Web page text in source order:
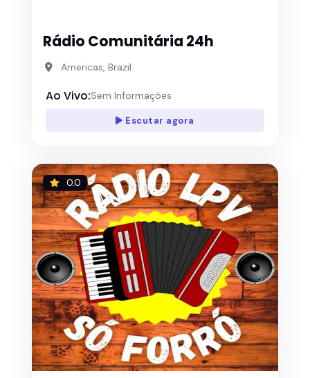
Rádio Comunitária 24h
Americas, Brazil
Ao Vivo:Sem Informações
Escutar agora
0.0